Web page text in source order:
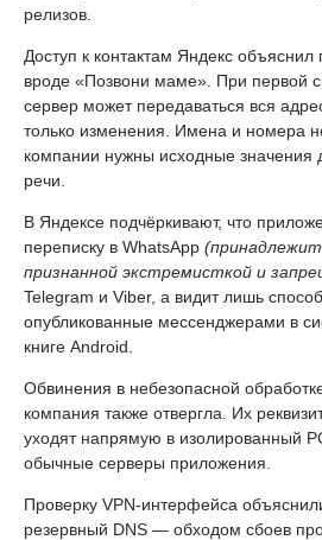
релизов.
Доступ к контактам Яндекс
вроде «Позвони маме». При первой
сервер может передаваться вся
только изменения. Имена и номера
компании нужны исходные значения
речи.
В Яндексе подчёркивают, что
переписку в WhatsApp (принадлежит
признанной экстремисткой и
Telegram и Viber, а видит лишь
опубликованные мессенджерами в
книге Android.
Обвинения в небезопасной
компания также отвергла. Их
уходят напрямую в изолированный
обычные серверы приложения.
Проверку VPN-интерфейса
резервный DNS — обходом сбоев